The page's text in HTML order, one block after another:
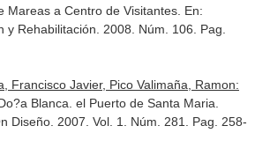
Mareas a Centro de Visitantes. En:
y Rehabilitación . 2008. Núm. 106. Pag.
Francisco Javier, Pico Valimaña, Ramon:
Blanca. el Puerto de Santa Maria.
Diseño. 2007. Vol. 1. Núm. 281. Pag. 258-